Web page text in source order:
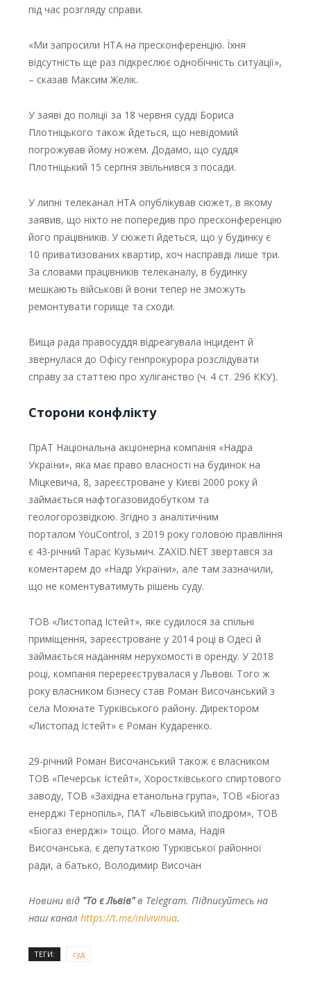
під час розгляду справи.
«Ми запросили НТА на пресконференцію. Їхня
відсутність ще раз підкреслює однобічність ситуації»,
– сказав Максим Желік.
У заяві до поліції за 18 червня судді Бориса
Плотніцького також йдеться, що невідомий
погрожував йому ножем. Додамо, що суддя
Плотніцький 15 серпня звільнився з посади.
У липні телеканал НТА опублікував сюжет, в якому
заявив, що ніхто не попередив про пресконференцію
його працівників. У сюжеті йдеться, що у будинку є
10 приватизованих квартир, хоч насправді лише три.
За словами працівників телеканалу, в будинку
мешкають військові й вони тепер не зможуть
ремонтувати горище та сходи.
Вища рада правосуддя відреагувала інцидент й
звернулася до Офісу генпрокурора розслідувати
справу за статтею про хуліганство (ч. 4 ст. 296 ККУ).
Сторони конфлікту
ПрАТ Національна акціонерна компанія «Надра
України», яка має право власності на будинок на
Міцкевича, 8, зареєстроване у Києві 2000 року й
займається нафтогазовидобутком та
геологорозвідкою. Згідно з аналітичним
порталом YouControl, з 2019 року головою правління
є 43-річний Тарас Кузьмич. ZAXID.NET звертався за
коментарем до «Надр України», але там зазначили,
що не коментуватимуть рішень суду.
ТОВ «Листопад Істейт», яке судилося за спільні
приміщення, зареєстроване у 2014 році в Одесі й
займається наданням нерухомості в оренду. У 2018
році, компанія перереєструвалася у Львові. Того ж
року власником бізнесу став Роман Височанський з
села Мохнате Турківського району. Директором
«Листопад Істейт» є Роман Кударенко.
29-річний Роман Височанський також є власником
ТОВ «Печерськ Істейт», Хоростківського спиртового
заводу, ТОВ «Західна етанольна група», ТОВ «Біогаз
енерджі Тернопіль», ПАТ «Львівський іподром», ТОВ
«Біогаз енерджі» тощо. Його мама, Надія
Височанська, є депутаткою Турківської районної
ради, а батько, Володимир Височан
Новини від "То є Львів"в Telegram. Підписуйтесь на
наш канал https://t.me/inlvivinua.
ТЕГИ: суд